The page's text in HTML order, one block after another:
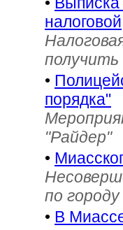
налоговой
•
порядка"
"Райдер"
•
по
• В